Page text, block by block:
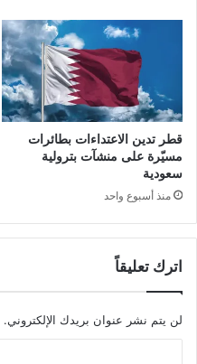
قطر تدين الاعتداءات بطائرات
مسيّرة على منشآت بترولية
سعودية
منذ أسبوع واحد
اترك تعليقاً
لن يتم نشر عنوان بريدك الإلكتروني.